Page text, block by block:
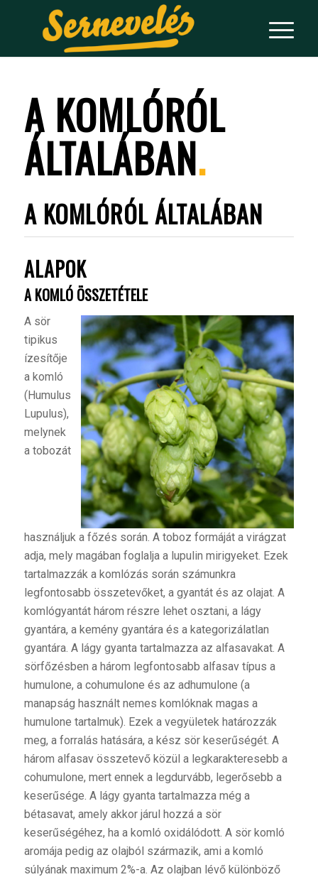
A KOMLÓRÓL
ÁLTALÁBAN.
A KOMLÓRÓL ÁLTALÁBAN
ALAPOK
A KOMLÓ ÖSSZETÉTELE
A sör
tipikus
ízesítője
a komló
(Humulus
Lupulus),
melynek
a tobozát
használjuk a főzés során. A toboz formáját a virágzat
adja, mely magában foglalja a lupulin mirigyeket. Ezek
tartalmazzák a komlózás során számunkra
legfontosabb összetevőket, a gyantát és az olajat. A
komlógyantát három részre lehet osztani, a lágy
gyantára, a kemény gyantára és a kategorizálatlan
gyantára. A lágy gyanta tartalmazza az alfasavakat. A
sörfőzésben a három legfontosabb alfasav típus a
humulone, a cohumulone és az adhumulone (a
manapság használt nemes komlóknak magas a
humulone tartalmuk). Ezek a vegyületek határozzák
meg, a forralás hatására, a kész sör keserűségét. A
három alfasav összetevő közül a legkarakteresebb a
cohumulone, mert ennek a legdurvább, legerősebb a
keserűsége. A lágy gyanta tartalmazza még a
bétasavat, amely akkor járul hozzá a sör
keserűségéhez, ha a komló oxidálódott. A sör komló
aromája pedig az olajból származik, ami a komló
súlyának maximum 2%-a. Az olajban lévő különböző